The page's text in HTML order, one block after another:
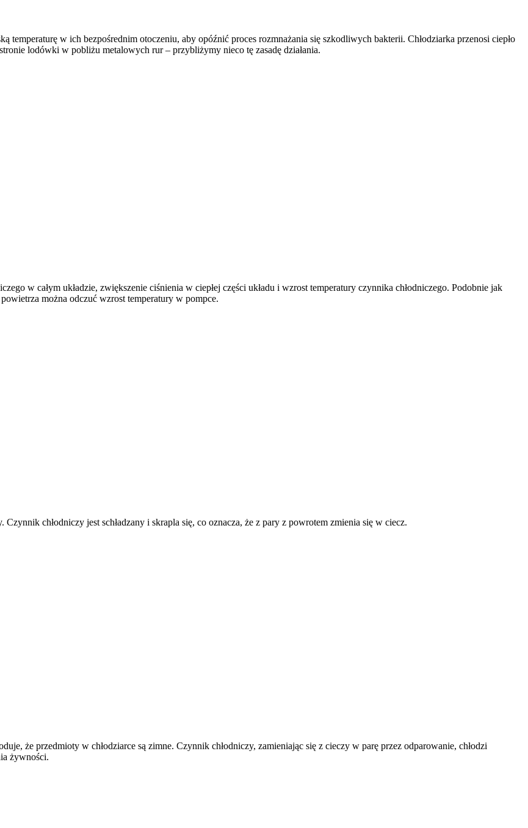
w ich bezpośrednim otoczeniu, aby opóźnić proces rozmnażania się szkodliwych bakterii. Chłodziarka przenosi ciepło
lodówki w pobliżu metalowych rur – przybliżymy nieco tę zasadę działania.
w całym układzie, zwiększenie ciśnienia w ciepłej części układu i wzrost temperatury czynnika chłodniczego. Podobnie jak
można odczuć wzrost temperatury w pompce.
chłodniczy jest schładzany i skrapla się, co oznacza, że z pary z powrotem zmienia się w ciecz.
że przedmioty w chłodziarce są zimne. Czynnik chłodniczy, zamieniając się z cieczy w parę przez odparowanie, chłodzi
żywności.